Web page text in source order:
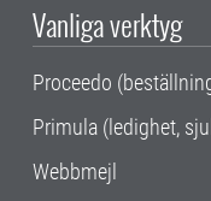
Vanliga verktyg
Proceedo
Primula (ledighet,
Webbmejl